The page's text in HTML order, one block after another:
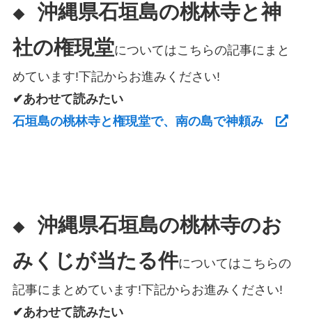
◆ 沖縄県石垣島の桃林寺と神
社の権現堂についてはこちらの記事にまと
めています!下記からお進みください!
✔あわせて読みたい
石垣島の桃林寺と権現堂で、南の島で神頼み
◆ 沖縄県石垣島の桃林寺のお
みくじが当たる件についてはこちらの
記事にまとめています!下記からお進みください!
✔あわせて読みたい